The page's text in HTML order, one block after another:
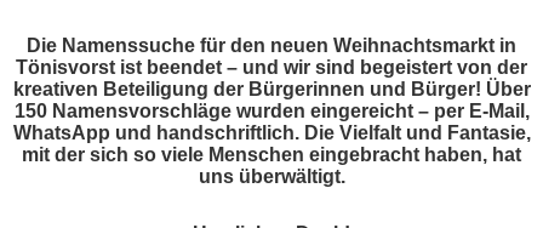
Die Namenssuche für den neuen Weihnachtsmarkt in
Tönisvorst ist beendet – und wir sind begeistert von der
kreativen Beteiligung der Bürgerinnen und Bürger! Über
150 Namensvorschläge wurden eingereicht – per E-Mail,
WhatsApp und handschriftlich. Die Vielfalt und Fantasie,
mit der sich so viele Menschen eingebracht haben, hat
uns überwältigt.